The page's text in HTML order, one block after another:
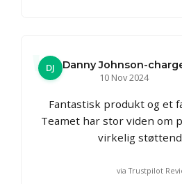
DJ
Danny Johnson-
10 Nov 2024
Fantastisk produkt og et
Teamet har stor viden om
virkelig
via Trustpilot